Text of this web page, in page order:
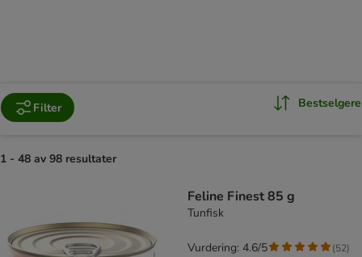
Filter Bestselgere
1 - 48 av 98 resultater
Feline Finest 85 g
Tunfisk
Vurdering: 4.6/5 (52)